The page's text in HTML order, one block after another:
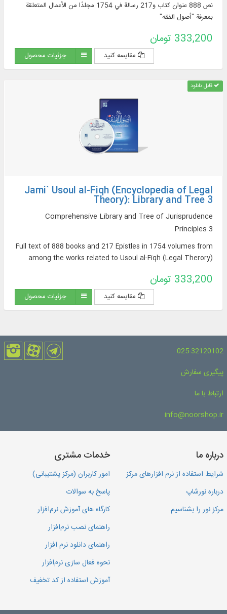
نص 888 عنوان كتاب و217 رسالة في 1754 مجلدًا من الأعمال المتعلقة
بمعرفة "أصول الفقه"
333,200 تومان
مقایسه کنید جزئیات محصول
قابل دانلود
Jami` Usoul al-Fiqh (Encyclopedia of Legal
Theory): Library and Tree 3
Comprehensive Library and Tree of Jurisprudence
Principles 3
Full text of 888 books and 217 Epistles in 1754 volumes from
among the works related to Usoul al-Fiqh (Legal Therory)
333,200 تومان
مقایسه کنید جزئیات محصول
025-32120102
پیگیری سفارش
ارتباط با ما
info@noorshop.ir
درباره ما
شرایط استفاده از نرم افزارهای مرکز
درباره نورشاپ
مرکز نور را بشناسیم
خدمات مشتری
امور کاربران (مرکز پشتیبانی)
پاسخ به سوالات
کارگاه های آموزش نرم‌افزار
راهنمای نصب نرم‌افزار
راهنمای دانلود نرم افزار
نحوه فعال سازی نرم‌افزار
آموزش استفاده از کد تخفیف